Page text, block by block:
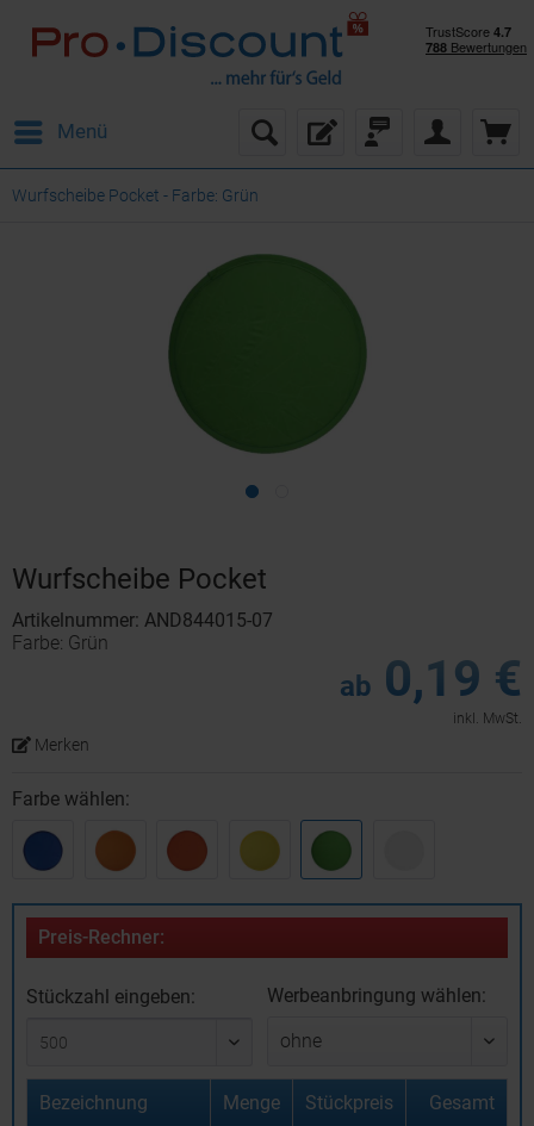
Menü
Wurfscheibe Pocket - Farbe: Grün
Wurfscheibe Pocket
Artikelnummer: AND844015-07
Farbe: Grün
ab 0,19 €
inkl. MwSt.
Merken
Farbe wählen:
Preis-Rechner:
Stückzahl eingeben: Werbeanbringung wählen:
Bezeichnung Menge Stückpreis Gesamt